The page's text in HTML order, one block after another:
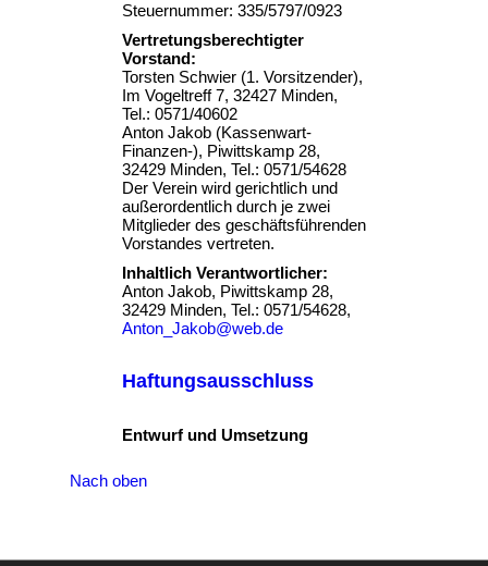
Steuernummer: 335/5797/0923
Vertretungsberechtigter
Vorstand:
Torsten Schwier (1. Vorsitzender),
Im Vogeltreff 7, 32427 Minden,
Tel.: 0571/40602
Anton Jakob (Kassenwart-
Finanzen-), Piwittskamp 28,
32429 Minden, Tel.: 0571/54628
Der Verein wird gerichtlich und
außerordentlich durch je zwei
Mitglieder des geschäftsführenden
Vorstandes vertreten.
Inhaltlich Verantwortlicher:
Anton Jakob, Piwittskamp 28,
32429 Minden, Tel.: 0571/54628,
Anton_Jakob@web.de
Haftungsausschluss
Entwurf und Umsetzung
Nach oben